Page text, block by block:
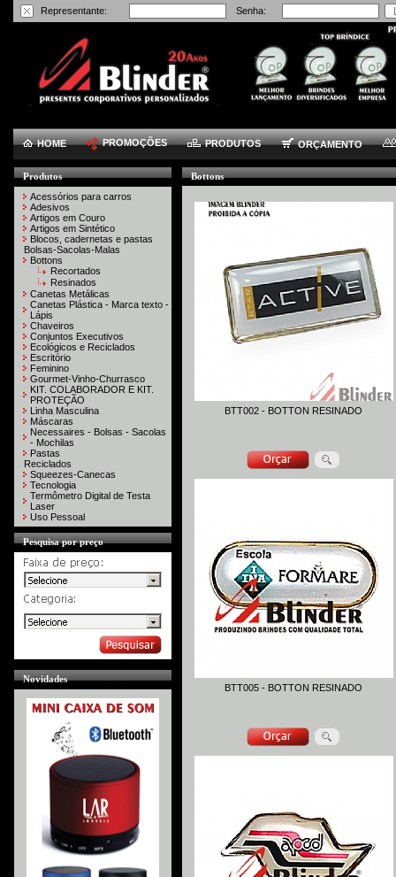
Representante: Senha:
HOME PROMOÇÕES PRODUTOS ORÇAMENTO
Produtos
Acessórios para carros
Adesivos
Artigos em Couro
Artigos em Sintético
Blocos, cadernetas e pastas
Bolsas-Sacolas-Malas
Bottons
Recortados
Resinados
Canetas Metálicas
Canetas Plástica - Marca texto -
Lápis
Chaveiros
Conjuntos Executivos
Ecológicos e Reciclados
Escritório
Feminino
Gourmet-Vinho-Churrasco
KIT. COLABORADOR E KIT.
PROTEÇÃO
Linha Masculina
Máscaras
Necessaires - Bolsas - Sacolas
- Mochilas
Pastas
Reciclados
Squeezes-Canecas
Tecnologia
Termômetro Digital de Testa
Laser
Uso Pessoal
Pesquisa por preço
Novidades
Bottons
BTT002 - BOTTON RESINADO
BTT005 - BOTTON RESINADO